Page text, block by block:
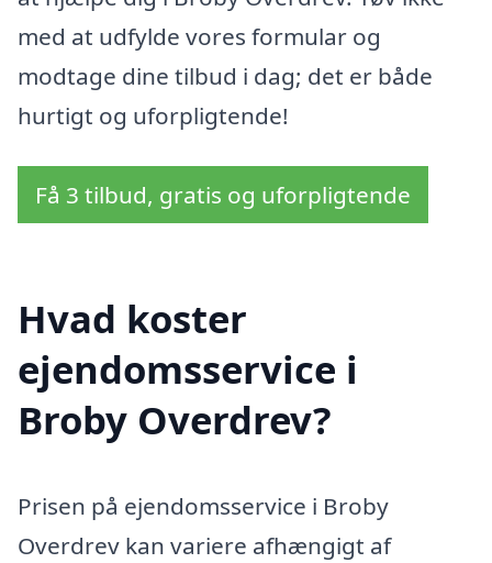
med at udfylde vores formular og
modtage dine tilbud i dag; det er både
hurtigt og uforpligtende!
Få 3 tilbud, gratis og uforpligtende
Hvad koster
ejendomsservice i
Broby Overdrev?
Prisen på ejendomsservice i Broby
Overdrev kan variere afhængigt af